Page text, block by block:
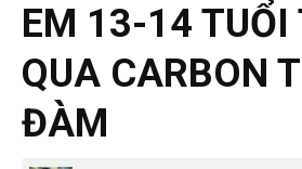
EM 13-14 TUỔI
QUA CARBON
ĐÀM